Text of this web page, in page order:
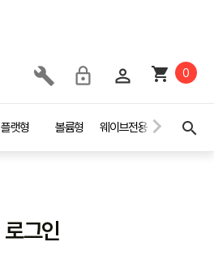
0
플랫형 볼륨형 웨이브전용 드라이어
로그인